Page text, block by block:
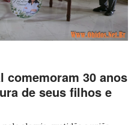
comemoram 30 anos
de seus filhos e